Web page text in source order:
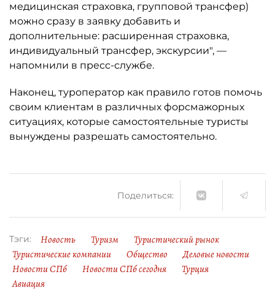
медицинская страховка, групповой трансфер)
можно сразу в заявку добавить и
дополнительные: расширенная страховка,
индивидуальный трансфер, экскурсии", —
напомнили в пресс-службе.
Наконец, туроператор как правило готов помочь
своим клиентам в различных форсмажорных
ситуациях, которые самостоятельные туристы
вынуждены разрешать самостоятельно.
Поделиться:
Тэги: Новость Туризм
Туристический рынок
Туристические компании
Общество
Деловые новости
Новости СПб
Новости СПб сегодня
Турция
Авиация